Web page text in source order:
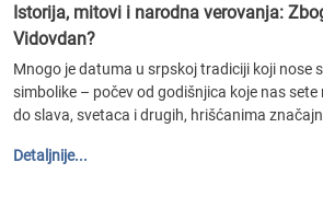
Istorija, mitovi i narodna verovanja:
Vidovdan?
Mnogo je datuma u srpskoj tradiciji koji nose
simbolike – počev od godišnjica koje nas
do slava, svetaca i drugih, hrišćanima
Detaljnije...